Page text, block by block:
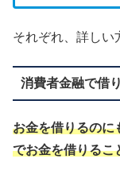
それぞれ、詳しい
消費者金融で借
お金を借りるのに
でお金を借りるこ